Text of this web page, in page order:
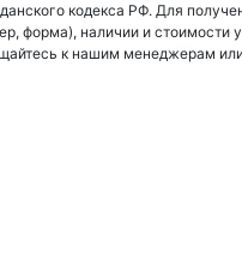
кодекса РФ. Для
форма), наличии и стоимости
к нашим менеджерам